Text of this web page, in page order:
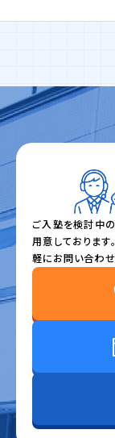
ご入塾を検討中の
用意しております
軽にお問い合わせ